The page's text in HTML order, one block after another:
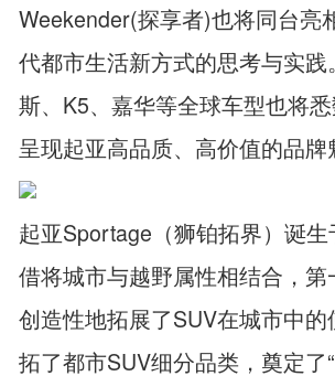
Weekender(探享者)也将同台亮
代都市生活新方式的思考与实践
斯、K5、嘉华等全球车型也将
呈现起亚高品质、高价值的品牌
起亚Sportage（狮铂拓界）诞
借将城市与越野属性相结合，
创造性地拓展了SUV在城市中
拓了都市SUV细分品类，奠定了